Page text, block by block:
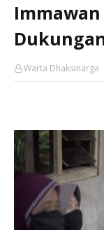
Warta Dhaksinarga